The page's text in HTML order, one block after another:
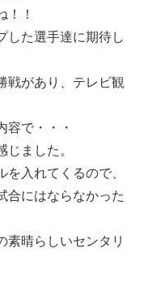
！！
した選手達に期待し
戦があり、テレビ観
容で・・・
ました。
入れてくるので、
合にはならなかった
素晴らしいセンタリ